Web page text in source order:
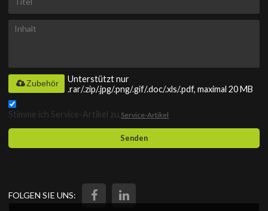
Unterstützt nur
.rar/.zip/.jpg/.png/.gif/.doc/.xls/.pdf, maximal 20 MB
Zubehör
Stimme ich Service-Artikel zu, Service-Artikel
Senden
FOLGEN SIE UNS: